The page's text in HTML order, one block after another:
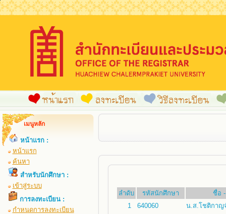
เมนูหลัก
หน้าแรก :
หน้าแรก
ค้นหา
สำหรับนักศึกษา :
เข้าสู่ระบบ
การลงทะเบียน :
กำหนดการลงทะเบียน
ลำดับ รหัสนักศึกษา
ชื่อ
1
640060
น.ส.โชติกา